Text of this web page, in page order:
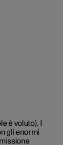
è voluto). I
gli enormi